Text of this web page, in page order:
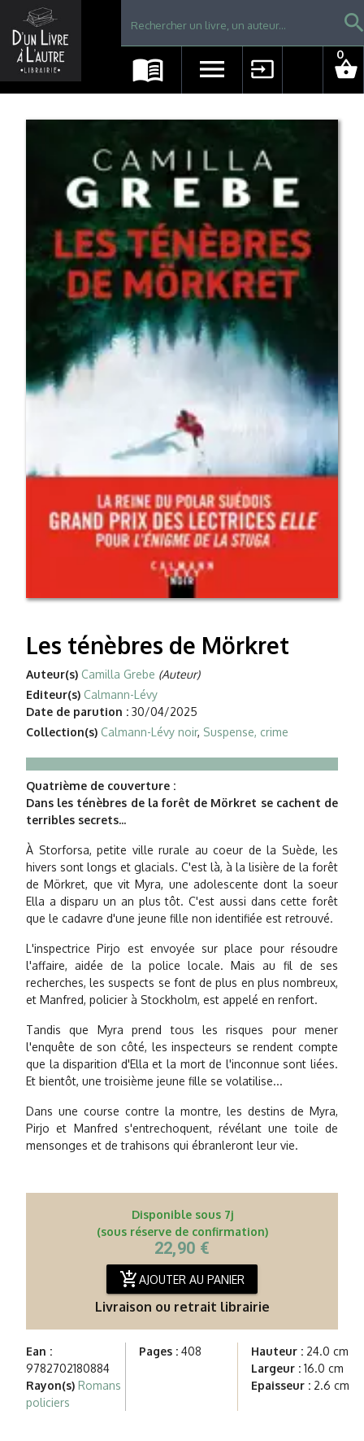
Librairie D'un livre à l'autre - Avranches
menu_book menu input shopping_basket
0
Les ténèbres de Mörkret
Auteur(s) Camilla Grebe (Auteur)
Editeur(s) Calmann-Lévy
Date de parution : 30/04/2025
Collection(s) Calmann-Lévy noir, Suspense, crime
Quatrième de couverture :
Dans les ténèbres de la forêt de Mörkret se cachent de
terribles secrets...
À Storforsa, petite ville rurale au coeur de la Suède, les
hivers sont longs et glacials. C'est là, à la lisière de la forêt
de Mörkret, que vit Myra, une adolescente dont la soeur
Ella a disparu un an plus tôt. C'est aussi dans cette forêt
que le cadavre d'une jeune fille non identifiée est retrouvé.
L'inspectrice Pirjo est envoyée sur place pour résoudre
l'affaire, aidée de la police locale. Mais au fil de ses
recherches, les suspects se font de plus en plus nombreux,
et Manfred, policier à Stockholm, est appelé en renfort.
Tandis que Myra prend tous les risques pour mener
l'enquête de son côté, les inspecteurs se rendent compte
que la disparition d'Ella et la mort de l'inconnue sont liées.
Et bientôt, une troisième jeune fille se volatilise...
Dans une course contre la montre, les destins de Myra,
Pirjo et Manfred s'entrechoquent, révélant une toile de
mensonges et de trahisons qui ébranleront leur vie.
Disponible sous 7j
(sous réserve de confirmation)
22,90 €
add_shopping_cartAJOUTER AU PANIER
Livraison ou retrait librairie
Ean :
9782702180884
Rayon(s) Romans
policiers
Pages :408 Hauteur : 24.0 cm
Largeur : 16.0 cm
Epaisseur : 2.6 cm